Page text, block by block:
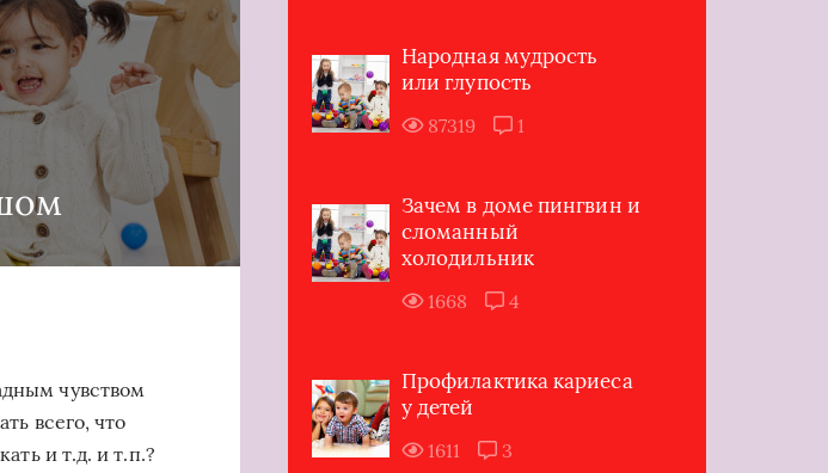
чувством
всего, что
и т.д. и т.п.?
Народная мудрость
или глупость
87319 1
Зачем в доме пингвин и
сломанный
холодильник
1668 4
Профилактика кариеса
у детей
1611 3